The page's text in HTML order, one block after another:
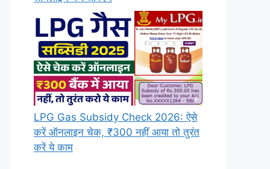
LPG Gas Subsidy Check 2026: ऐसे
करें ऑनलाइन चेक, ₹300 नहीं आया तो तुरंत
करें ये काम